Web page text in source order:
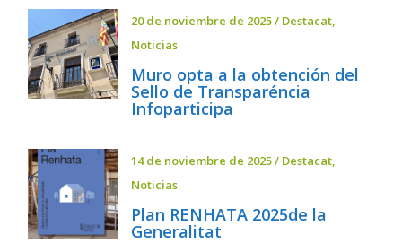
20 de noviembre de 2025/ Destacat,
Noticias
Muro opta a la obtención del
Sello de Transparéncia
Infoparticipa
14 de noviembre de 2025/ Destacat,
Noticias
Plan RENHATA 2025de la
Generalitat